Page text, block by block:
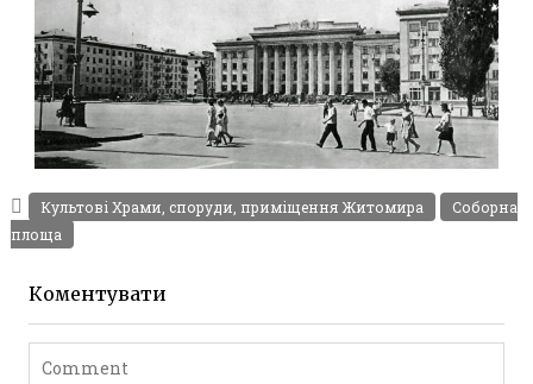
ФОТО СОБОРНА ПЛОЩА ЖИТОМИР 1967
Фото Житомир (1960-
1970)
Культові Храми, споруди, приміщення Житомира
Соборна
площа
Коментувати